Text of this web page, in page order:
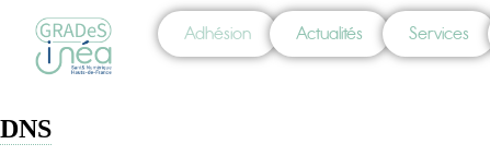
Adhésion Actualités Services
DNS